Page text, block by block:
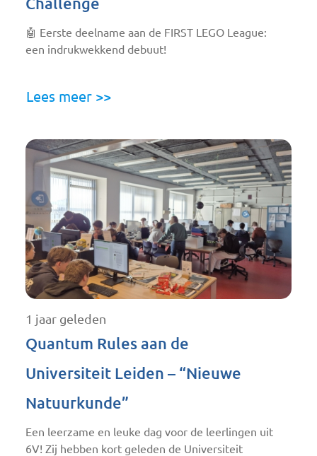
🤖 Eerste deelname aan de FIRST LEGO League:
een indrukwekkend debuut!
Lees meer >>
1 jaar geleden
Quantum Rules aan de
Universiteit Leiden – “Nieuwe
Natuurkunde”
Een leerzame en leuke dag voor de leerlingen uit
6V! Zij hebben kort geleden de Universiteit